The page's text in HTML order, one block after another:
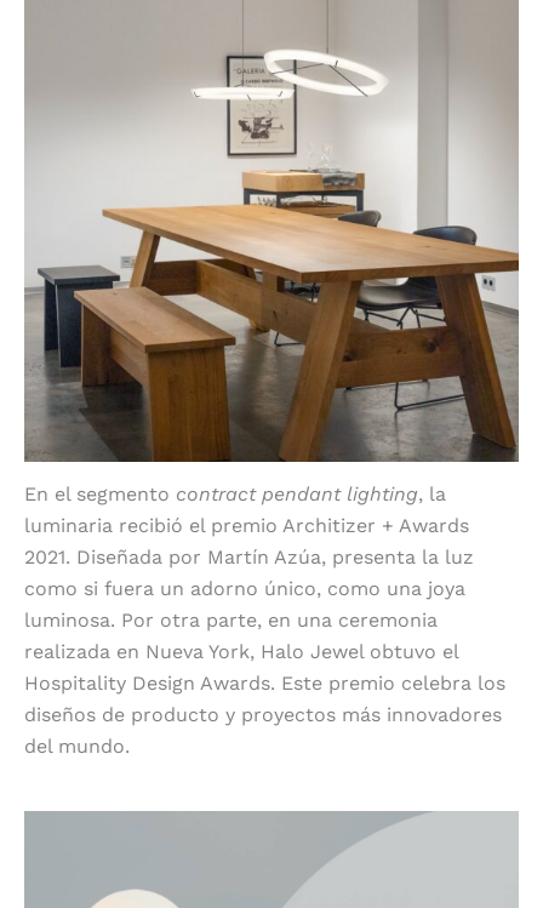
En el segmento contract pendant lighting, la
luminaria recibió el premio Architizer + Awards
2021. Diseñada por Martín Azúa, presenta la luz
como si fuera un adorno único, como una joya
luminosa. Por otra parte, en una ceremonia
realizada en Nueva York, Halo Jewel obtuvo el
Hospitality Design Awards. Este premio celebra los
diseños de producto y proyectos más innovadores
del mundo.